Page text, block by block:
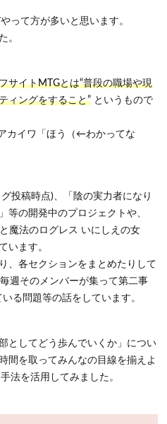
って方が多いと思います。
。
サイトMTGとは“普段の職場や現
ィングをすること” というもので
カイワ「ほう（←わかってな
投稿時点)、「陰の実力者になり
等の開発中のプロジェクトや、
魔法のログレス いにしえの女
います。
、各セクションをまとめたりして
週そのメンバーが集って第二事
る問題等の話をしています。
部としてどう歩んでいくか」 につい
間を取ってみんなの目線を揃えよ
法を活用してみました。